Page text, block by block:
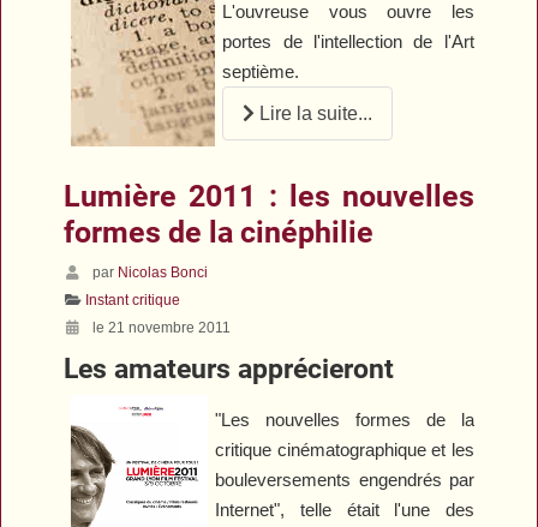
L'ouvreuse vous ouvre les
portes de l'intellection de l'Art
septième.
Lire la suite...
Lumière 2011 : les nouvelles
formes de la cinéphilie
par Nicolas Bonci
Instant critique
le 21 novembre 2011
Les amateurs apprécieront
"Les nouvelles formes de la
critique cinématographique et les
bouleversements engendrés par
Internet", telle était l'une des